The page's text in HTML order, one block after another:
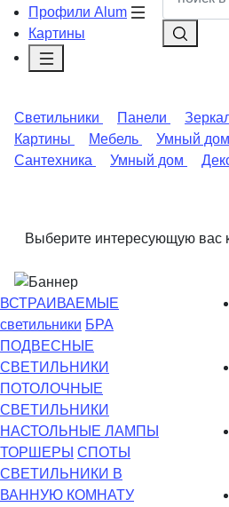
Профили Alum
Картины
Светильники Панели
Картины
Мебель Умный дом
Сантехника
Умный дом
Выберите интересующую вас
ВСТРАИВАЕМЫЕ
светильники БРА
ПОДВЕСНЫЕ
СВЕТИЛЬНИКИ
ПОТОЛОЧНЫЕ
СВЕТИЛЬНИКИ
НАСТОЛЬНЫЕ ЛАМПЫ
ТОРШЕРЫ СПОТЫ
СВЕТИЛЬНИКИ В
ВАННУЮ КОМНАТУ